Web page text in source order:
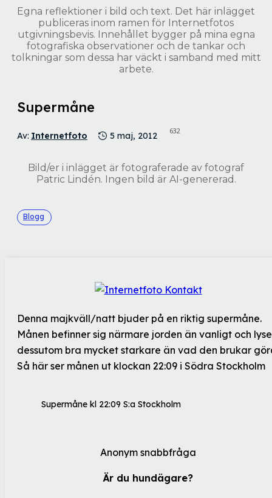
Egna reflektioner i bild och text. Det här inlägget
publiceras inom ramen för Internetfotos
utgivningsbevis. Innehållet bygger på mina egna
fotografiska observationer och de tankar och
tolkningar som dessa har väckt i samband med mitt
arbete.
Supermåne
Av: Internetfoto 5 maj, 2012 632
Bild/er i inlägget är fotograferade av fotograf
Patric Lindén. Ingen bild är AI-genererad.
Blogg
Denna majkväll/natt bjuder på en riktig supermåne.
Månen befinner sig närmare jorden än vanligt och
dessutom bra mycket starkare än vad den brukar
Så här ser månen ut klockan 22:09 i Södra Stockholm
Supermåne kl 22:09 S:a Stockholm
Anonym snabbfråga
Är du hundägare?